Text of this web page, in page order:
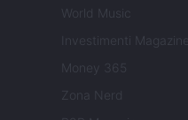
World Music
Investimenti Magazine
Money 365
Zona Nerd